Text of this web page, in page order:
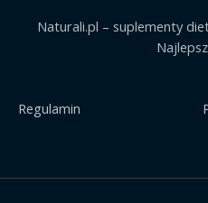
Naturali.pl – suplementy
Regulamin